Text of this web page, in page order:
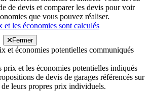
de devis et comparer les devis pour voir
que vous pouvez réaliser.
les économies sont calculés
Fermer
et économies potentielles communiqués
et les économies potentielles indiqués
de devis de garages référencés sur
leurs propres prix individuels.